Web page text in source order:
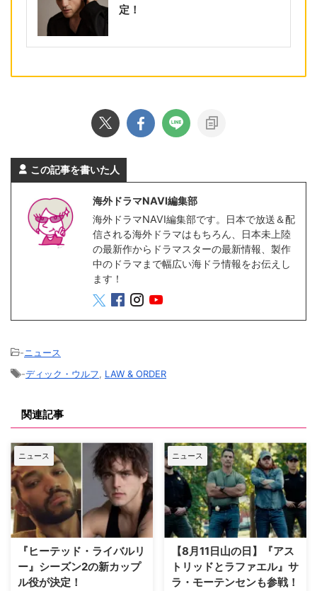
定！
この記事を書いた人
海外ドラマNAVI編集部
海外ドラマNAVI編集部です。日本で放送＆配
信される海外ドラマはもちろん、日本未上陸
の最新作からドラマスターの最新情報、製作
中のドラマまで幅広い海ドラ情報をお伝えし
ます！
-ニュース
-ディック・ウルフ, LAW & ORDER
関連記事
ニュース
『ヒーテッド・ライバルリ
ー』シーズン2の新カップ
ル役が決定！
ニュース
【8月11日山の日】『アス
トリッドとラファエル』サ
ラ・モーテンセンも参戦！